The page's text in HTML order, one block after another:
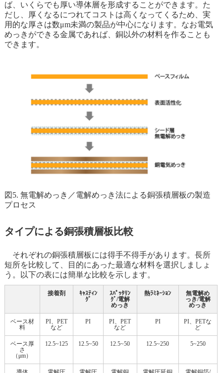
ば、いくらでも厚い導体層を形成することができます。た
だし、厚くなるにつれてコストは高くなってくるため、実
用的な厚さは数μm未満の製品が中心になります。なお電気
めっきができる金属であれば、銅以外の材料を作ることも
できます。
図5. 無電解めっき／電解めっき法による銅張積層板の製造
プロセス
タイプによる銅張積層板比較
それぞれの銅張積層板には得手不得手があります。長所
短所を比較して、目的にあった最適な材料を選択しましょ
う。以下の表には簡単な比較を示します。
接着剤
ｷｬｽﾃｨﾝ
ｸﾞ
ｽﾊﾟｯﾀﾘﾝ
ｸﾞ/電解
めっき
熱ﾗﾐﾈｰｼｮﾝ
無電解め
っき/電解
めっき
ベース材
料
PI、PET
など
PI
PI、PET
など
PI
PI、PETな
ど
ベース厚
さ
（μm）
12.5~125 12.5~50 12.5~50 12.5~250 5~250